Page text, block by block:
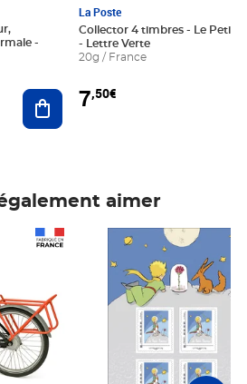
Ajouter au panier
La Poste
Collector 4 timbres - Le Petit
- Lettre Verte
20g / France
7,50€
aimer
Prix 7,50€